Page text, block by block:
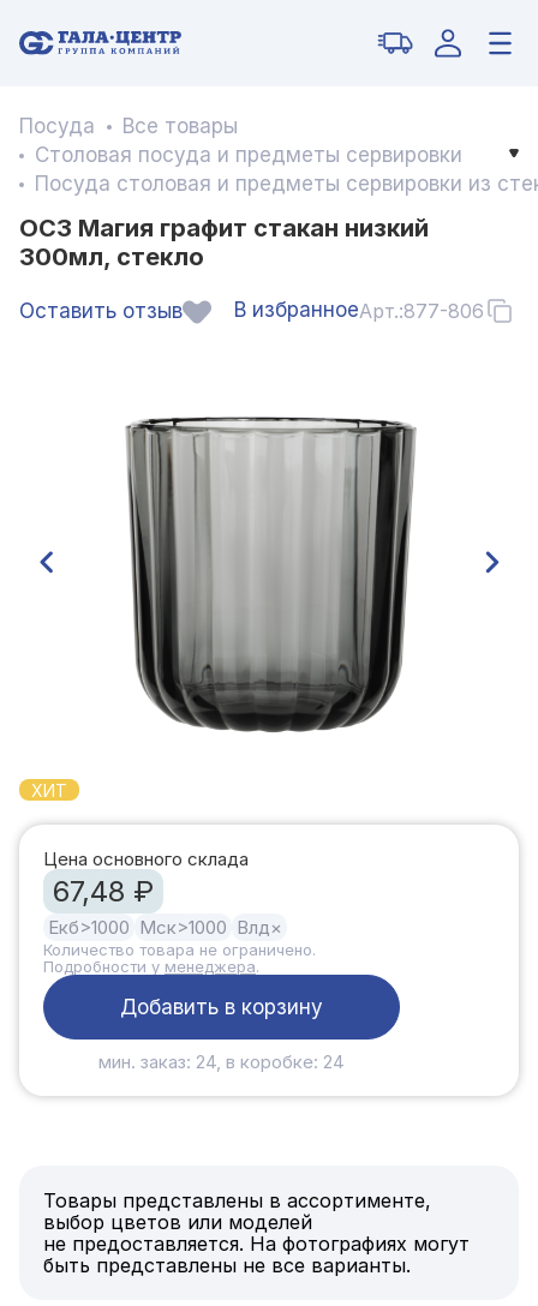
Посуда
Все товары
Столовая посуда и предметы сервировки
Посуда столовая и предметы сервировки из
ОСЗ Магия графит стакан низкий
300мл, стекло
Оставить отзыв В избранноеАрт.:877-806
ХИТ
Цена основного склада
67,48 ₽
Екб>1000 Мск>1000 Влд ×
Количество товара не ограничено.
Подробности у менеджера.
Добавить в корзину
мин. заказ: 24, в коробке: 24
Товары представлены в ассортименте,
выбор цветов или моделей
не предоставляется. На фотографиях могут
быть представлены не все варианты.